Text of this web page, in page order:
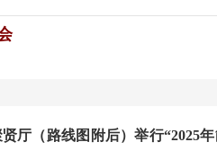
厅 （路线图附后）举行“2025